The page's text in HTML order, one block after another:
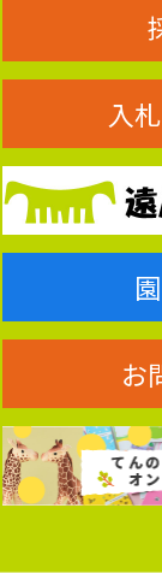
入
お